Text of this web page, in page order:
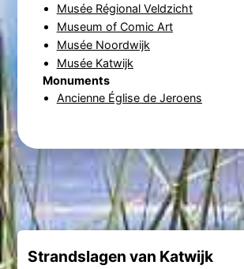
Musée Régional Veldzicht
Museum of Comic Art
Musée Noordwijk
Musée Katwijk
Monuments
Ancienne Église de Jeroens
Strandslagen van Katwijk